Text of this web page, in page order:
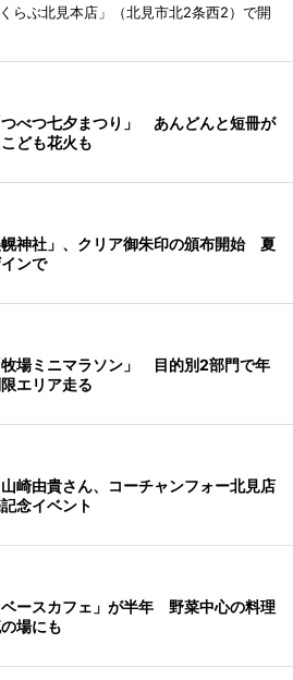
らぶ北見本店」（北見市北2条西2）で開
べつ七夕まつり」 あんどんと短冊が
ども花火も
神社」、クリア御朱印の頒布開始 夏
ンで
場ミニマラソン」 目的別2部門で年
エリア走る
崎由貴さん、コーチャンフォー北見店
念イベント
ースカフェ」が半年 野菜中心の料理
場にも